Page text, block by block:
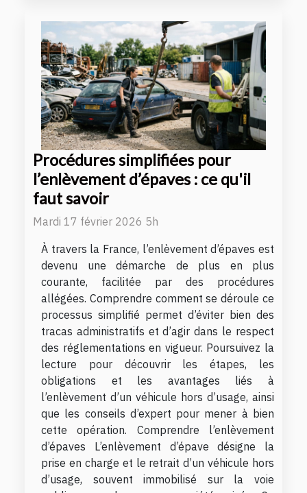
Procédures simplifiées pour
l’enlèvement d’épaves : ce qu'il
faut savoir
Mardi 17 février 2026 5h
À travers la France, l’enlèvement d’épaves est
devenu une démarche de plus en plus
courante, facilitée par des procédures
allégées. Comprendre comment se déroule ce
processus simplifié permet d’éviter bien des
tracas administratifs et d’agir dans le respect
des réglementations en vigueur. Poursuivez la
lecture pour découvrir les étapes, les
obligations et les avantages liés à
l’enlèvement d’un véhicule hors d’usage, ainsi
que les conseils d’expert pour mener à bien
cette opération. Comprendre l’enlèvement
d’épaves L’enlèvement d’épave désigne la
prise en charge et le retrait d’un véhicule hors
d’usage, souvent immobilisé sur la voie